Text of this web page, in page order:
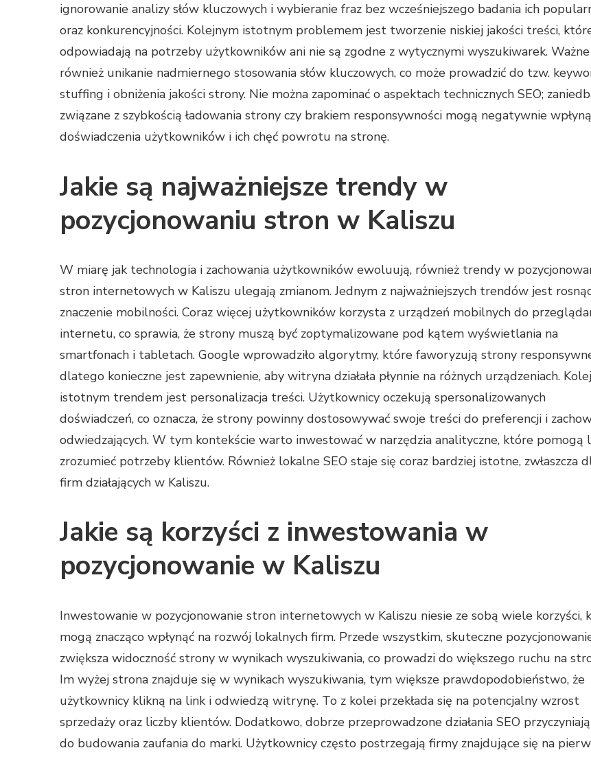
ignorowanie analizy słów kluczowych i wybieranie fraz bez wcześniejszego badania ich
oraz konkurencyjności. Kolejnym istotnym problemem jest tworzenie niskiej jakości treści,
odpowiadają na potrzeby użytkowników ani nie są zgodne z wytycznymi wyszukiwarek.
również unikanie nadmiernego stosowania słów kluczowych, co może prowadzić do tzw.
stuffing i obniżenia jakości strony. Nie można zapominać o aspektach technicznych SEO;
związane z szybkością ładowania strony czy brakiem responsywności mogą negatywnie
doświadczenia użytkowników i ich chęć powrotu na stronę.
Jakie są najważniejsze trendy w
pozycjonowaniu stron w Kaliszu
W miarę jak technologia i zachowania użytkowników ewoluują, również trendy w
stron internetowych w Kaliszu ulegają zmianom. Jednym z najważniejszych trendów jest
znaczenie mobilności. Coraz więcej użytkowników korzysta z urządzeń mobilnych do
internetu, co sprawia, że strony muszą być zoptymalizowane pod kątem wyświetlania na
smartfonach i tabletach. Google wprowadziło algorytmy, które faworyzują strony
dlatego konieczne jest zapewnienie, aby witryna działała płynnie na różnych urządzeniach.
istotnym trendem jest personalizacja treści. Użytkownicy oczekują spersonalizowanych
doświadczeń, co oznacza, że strony powinny dostosowywać swoje treści do preferencji i
odwiedzających. W tym kontekście warto inwestować w narzędzia analityczne, które pomogą
zrozumieć potrzeby klientów. Również lokalne SEO staje się coraz bardziej istotne, zwłaszcza
firm działających w Kaliszu.
Jakie są korzyści z inwestowania w
pozycjonowanie w Kaliszu
Inwestowanie w pozycjonowanie stron internetowych w Kaliszu niesie ze sobą wiele korzyści,
mogą znacząco wpłynąć na rozwój lokalnych firm. Przede wszystkim, skuteczne
zwiększa widoczność strony w wynikach wyszukiwania, co prowadzi do większego ruchu na
Im wyżej strona znajduje się w wynikach wyszukiwania, tym większe prawdopodobieństwo, że
użytkownicy klikną na link i odwiedzą witrynę. To z kolei przekłada się na potencjalny wzrost
sprzedaży oraz liczby klientów. Dodatkowo, dobrze przeprowadzone działania SEO
do budowania zaufania do marki. Użytkownicy często postrzegają firmy znajdujące się na